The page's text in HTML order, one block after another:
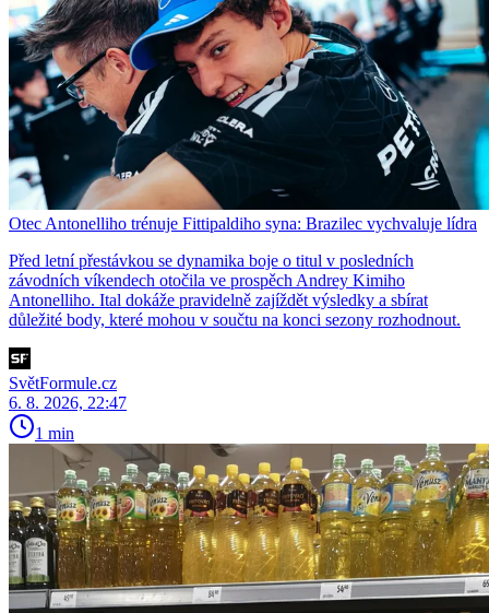
Otec Antonelliho trénuje Fittipaldiho syna: Brazilec vychvaluje lídra
Před letní přestávkou se dynamika boje o titul v posledních
závodních víkendech otočila ve prospěch Andrey Kimiho
Antonelliho. Ital dokáže pravidelně zajíždět výsledky a sbírat
důležité body, které mohou v součtu na konci sezony rozhodnout.
SvětFormule.cz
6. 8. 2026, 22:47
1 min